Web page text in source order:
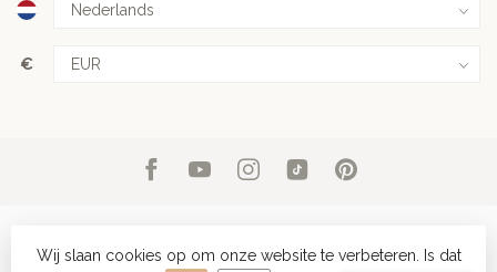
€
© Copyright 2026 PuurSpirits.nl- Powered byLightspeed-
Wij slaan cookies op om onze website te verbeteren. Is dat